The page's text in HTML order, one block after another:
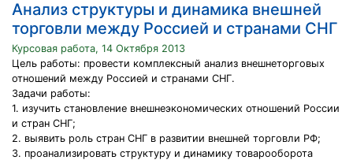
Анализ структуры и динамика внешней
торговли между Россией и странами СНГ
Курсовая работа, 14 Октября 2013
Цель работы: провести комплексный анализ внешнеторговых
отношений между Россией и странами СНГ.
Задачи работы:
1. изучить становление внешнеэкономических отношений России
и стран СНГ;
2. выявить роль стран СНГ в развитии внешней торговли РФ;
3. проанализировать структуру и динамику товарооборота